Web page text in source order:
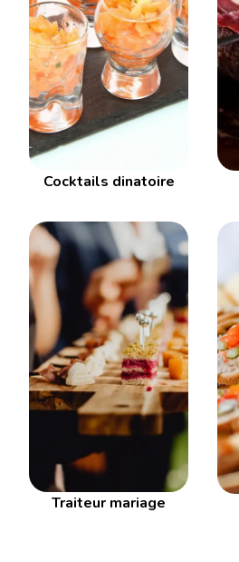
Cocktails dinatoire
Traiteur mariage